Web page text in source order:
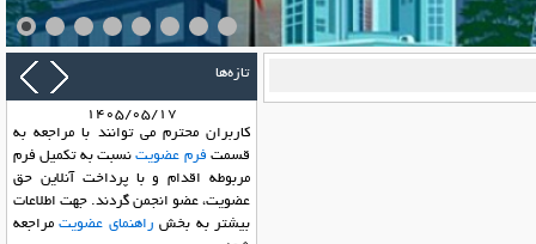
تازه‌ها
1405/05/17
کاربران محترم می توانند با مراجعه به
قسمت فرم عضویتنسبت به تکمیل فرم
مربوطه اقدام و با پرداخت آنلاین حق
عضویت، عضو انجمن گردند. جهت اطلاعات
بیشتر به بخش راهنمای عضویتمراجعه